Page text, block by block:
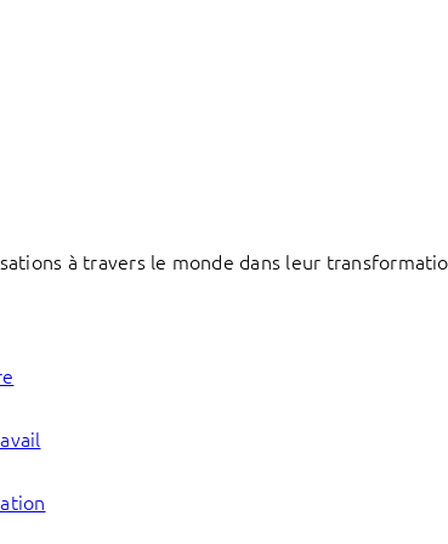
à travers le monde dans leur